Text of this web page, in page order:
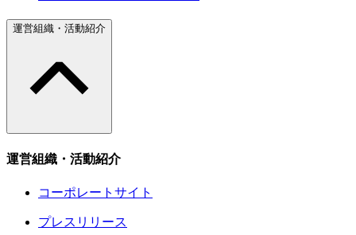
運営組織・活動紹介
運営組織・活動紹介
コーポレートサイト
プレスリリース